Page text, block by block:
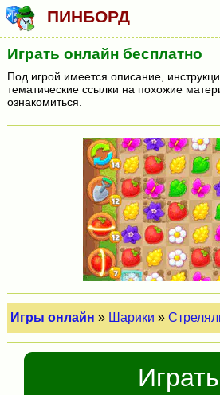
ПИНБОРД
Играть онлайн бесплатно
Под игрой имеется описание,
тематические ссылки на похожие
ознакомиться.
Игры онлайн » Шарики »
Играть